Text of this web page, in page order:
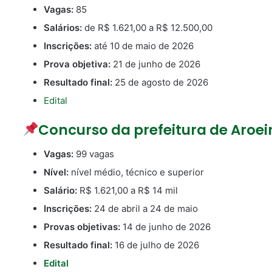
Vagas: 85
Salários: de R$ 1.621,00 a R$ 12.500,00
Inscrições: até 10 de maio de 2026
Prova objetiva: 21 de junho de 2026
Resultado final: 25 de agosto de 2026
Edital
Concurso da prefeitura de
Vagas: 99 vagas
Nível: nível médio, técnico e superior
Salário: R$ 1.621,00 a R$ 14 mil
Inscrições: 24 de abril a 24 de maio
Provas objetivas: 14 de junho de 2026
Resultado final: 16 de julho de 2026
Edital